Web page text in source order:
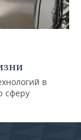
в
сферу